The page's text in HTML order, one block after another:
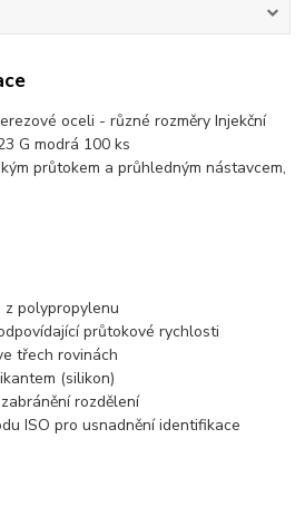
oceli - různé rozměry Injekční
G modrá 100 ks
průtokem a průhledným nástavcem,
z polypropylenu
průtokové rychlosti
třech rovinách
(silikon)
rozdělení
ISO pro usnadnění identifikace